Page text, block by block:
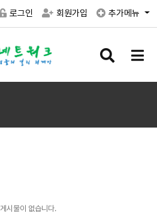
로그인 회원가입 추가메뉴
검
버
메
버
게시물이 없습니다.